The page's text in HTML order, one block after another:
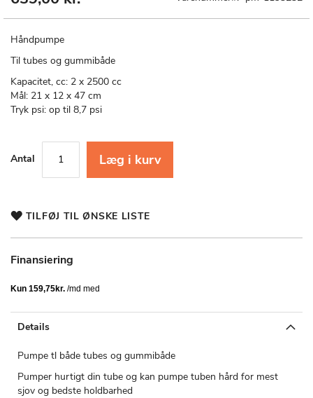
Håndpumpe
Til tubes og gummibåde
Kapacitet, cc: 2 x 2500 cc
Mål: 21 x 12 x 47 cm
Tryk psi: op til 8,7 psi
Antal Læg i kurv
TILFØJ TIL ØNSKE LISTE
Finansiering
af
Details
Pumpe tl både tubes og gummibåde
Pumper hurtigt din tube og kan pumpe tuben hård for mest
sjov og bedste holdbarhed